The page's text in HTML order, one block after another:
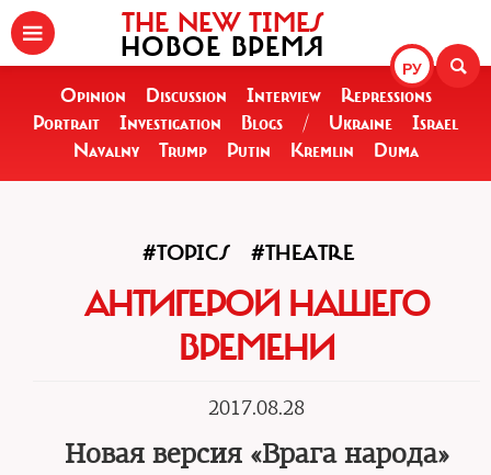
РУ
THE NEW TIMES
НОВОЕ ВРЕМЯ
Opinion Discussion Interview
Repressions
Portrait
Investigation Blogs / Ukraine
Israel
Navalny
Trump Putin Kremlin Duma
#TOPICS #THEATRE
АНТИГЕРОЙ НАШЕГО
ВРЕМЕНИ
2017.08.28
Новая версия «Врага народа»